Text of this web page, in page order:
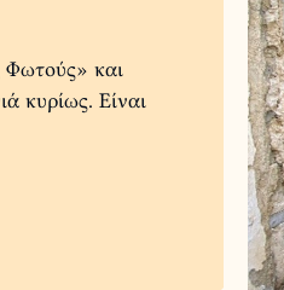
Φωτούς» και
κυρίως. Είναι